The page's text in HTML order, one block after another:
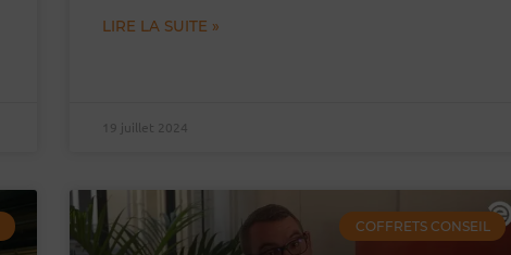
LIRE LA SUITE »
19 juillet 2024
COFFRETS CONSEIL